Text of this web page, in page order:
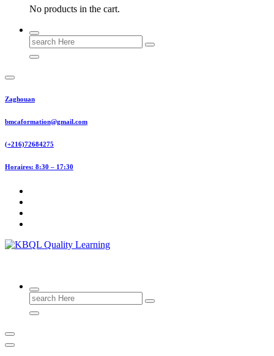
No products in the cart.
Search
for:
Zaghouan
bmcaformation@gmail.com
(+216)72684275
Horaires: 8:30 – 17:30
Search
for: